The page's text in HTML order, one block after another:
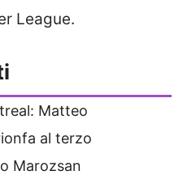
League.
Matteo
al terzo
Marozsan